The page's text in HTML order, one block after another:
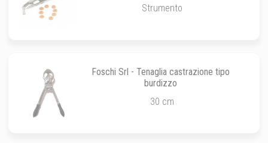
Strumento
Foschi Srl - Tenaglia castrazione tipo
burdizzo
30 cm